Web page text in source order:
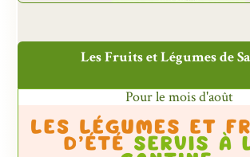
Les Fruits et Légumes de
Pour le mois d'août